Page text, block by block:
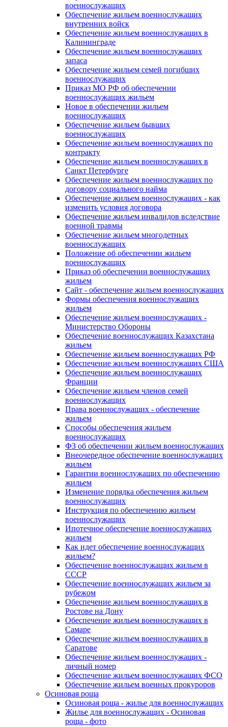
военнослужащих
Обеспечение жильем военнослужащих
внутренних войск
Обеспечение жильем военнослужащих в
Калининграде
Обеспечение жильем военнослужащих
запаса
Обеспечение жильем семей погибших
военнослужащих
Приказ МО РФ об обеспечении
военнослужащих жильем
Новое в обеспечении жильем
военнослужащих
Обеспечение жильем бывших
военнослужащих
Обеспечение жильем военнослужащих по
контракту
Обеспечение жильем военнослужащих в
Санкт Петербурге
Обеспечение жильем военнослужащих по
договору социального найма
Обеспечение жильем военнослужащих - как
изменить условия договора
Обеспечение жильем инвалидов вследствие
военной травмы
Обеспечение жильем многодетных
военнослужащих
Положение об обеспечении жильем
военнослужащих
Приказ об обеспечении военнослужащих
жильем
Сайт - обеспечение жильем военнослужащих
Формы обеспечения военнослужащих
жильем
Обеспечение жильем военнослужащих -
Министерство Обороны
Обеспечение военнослужащих Казахстана
жильем
Обеспечение жильем военнослужащих РФ
Обеспечение жильем военнослужащих США
Обеспечение жильем военнослужащих
Франции
Обеспечение жильем членов семей
военнослужащих
Права военнослужащих - обеспечение
жильем
Способы обеспечения жильем
военнослужащих
ФЗ об обеспечении жильем военнослужащих
Внеочередное обеспечение военнослужащих
жильем
Гарантии военнослужащих по обеспечению
жильем
Изменение порядка обеспечения жильем
военнослужащих
Инструкция по обеспечению жильем
военнослужащих
Ипотечное обеспечение военнослужащих
жильем
Как идет обеспечение военнослужащих
жильем?
Обеспечение военнослужащих жильем в
СССР
Обеспечение военнослужащих жильем за
рубежом
Обеспечение жильем военнослужащих в
Ростове на Дону
Обеспечение жильем военнослужащих в
Самаре
Обеспечение жильем военнослужащих в
Саратове
Обеспечение жильем военнослужащих -
личный номер
Обеспечение жильем военнослужащих ФСО
Обеспечение жильем военных прокуроров
Осиновая роща
Осиновая роща - жилье для военнослужащих
Жилье для военнослужащих - Осиновая
роща - фото